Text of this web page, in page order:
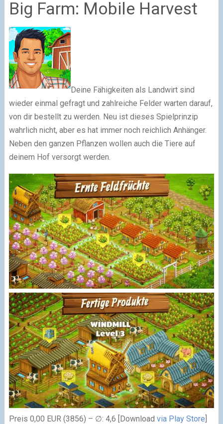
Big Farm: Mobile Harvest
Deine Fähigkeiten als Landwirt sind
wieder einmal gefragt und zahlreiche Felder warten darauf,
von dir bestellt zu werden. Neu ist dieses Spielprinzip
wahrlich nicht, aber es hat immer noch reichlich Anhänger.
Neben den ganzen Pflanzen wollen auch die Tiere auf
deinem Hof versorgt werden.
Preis 0,00 EUR (3856) – ∅: 4,6 [Download via Play Store]